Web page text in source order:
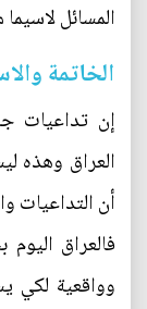
المسائل
الخاتمة
إن تداعيات
العراق وهذه
أن التداعيات
فالعراق
وواقعية لكي